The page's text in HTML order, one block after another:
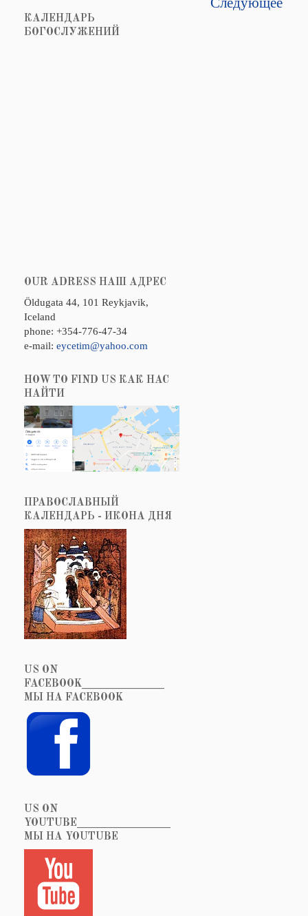
КАЛЕНДАРЬ
БОГОСЛУЖЕНИЙ
OUR ADRESS НАШ АДРЕС
Öldugata 44, 101 Reykjavik,
Iceland
phone: +354-776-47-34
e-mail: eycetim@yahoo.com
HOW TO FIND US КАК НАС
НАЙТИ
ПРАВОСЛАВНЫЙ
КАЛЕНДАРЬ - ИКОНА ДНЯ
US ON
FACEBOOK_______________
МЫ НА FACEBOOK
US ON
YOUTUBE_________________
МЫ НА YOUTUBE